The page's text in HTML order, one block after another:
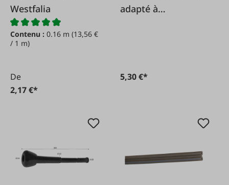
Westfalia
Contenu : 0.16 m (13,56 €
/ 1 m)
De
2,17 €*
adapté à
5,30 €*